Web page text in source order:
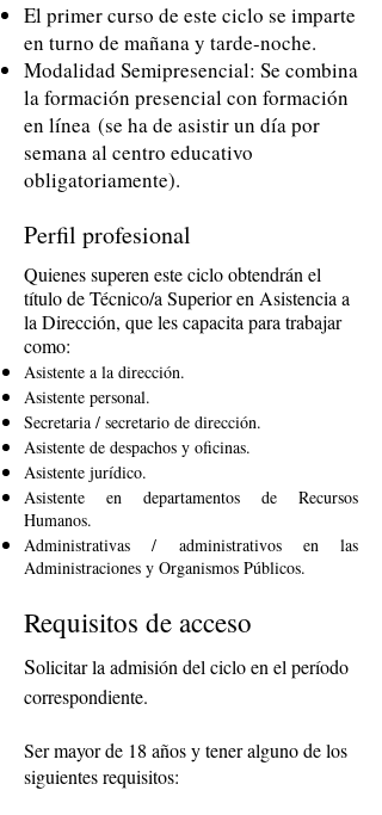
El primer curso de este ciclo se imparte
en turno de mañana y tarde-noche.
Modalidad Semipresencial: Se combina
la formación presencial con formación
en línea (se ha de asistir un día por
semana al centro educativo
obligatoriamente).
Perfil profesional
Quienes superen este ciclo obtendrán el
título de Técnico/a Superior en Asistencia a
la Dirección, que les capacita para trabajar
como:
Asistente a la dirección.
Asistente personal.
Secretaria / secretario de dirección.
Asistente de despachos y oficinas.
Asistente jurídico.
Asistente en departamentos de Recursos
Humanos.
Administrativas / administrativos en las
Administraciones y Organismos Públicos.
Requisitos de acceso
Solicitar la admisión del ciclo en el período
correspondiente.
Ser mayor de 18 años y tener alguno de los
siguientes requisitos: